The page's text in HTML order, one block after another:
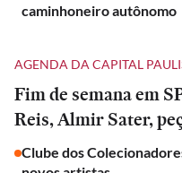
caminhoneiro autônomo
AGENDA DA CAPITAL
Fim de semana em
Reis, Almir Sater,
Clube dos